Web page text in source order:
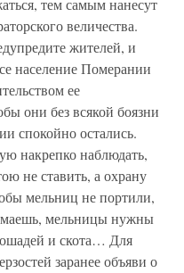
тем самым нанесут
величества.
жителей, и
население Померании
ее
они без всякой боязни
спокойно остались.
накрепко наблюдать,
не ставить, а охрану
мельниц не портили,
мельницы нужны
и скота… Для
заранее объяви о